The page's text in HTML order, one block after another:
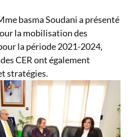
basma Soudani a présenté
la mobilisation des
la période 2021-2024,
CER ont également
stratégies.